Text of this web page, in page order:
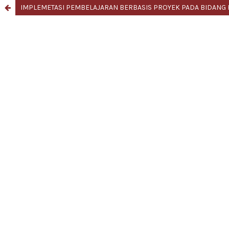
IMPLEMETASI PEMBELAJARAN BERBASIS PROYEK PADA BIDANG